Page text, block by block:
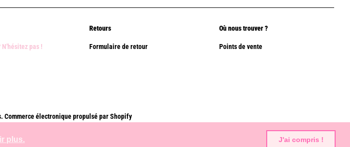
plus. J'ai compris !
N'hésitez pas !
Retours
Formulaire de retour
Où nous trouver ?
Points de vente
. Commerce électronique propulsé par Shopify